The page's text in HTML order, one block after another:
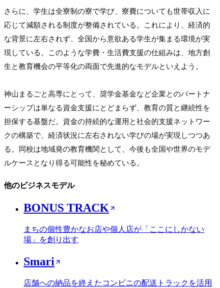
さらに、学生は全寮制の寮で学び、寮費についても世帯収入に
応じて減額される制度が整備されている。これにより、経済的
な背景に左右されず、全国から意欲ある学生が集まる環境が実
現している。このような学費・生活費支援の仕組みは、地方創
生と教育機会の平等化の両面で先進的なモデルといえよう。
神山まるごと高専にとって、奨学金基金など企業とのパートナ
ーシップは単なる資金支援にとどまらず、教育の質と継続性を
担保する基盤だ。資金の持続的な運用と社会的支援ネットワー
クの構築で、経済状況に左右されない学びの場が実現しつつあ
る。同校は地域発の教育機関として、今後も全国や世界のモデ
ルケースとなり得る可能性を秘めている。
他のビジネスモデル
BONUS TRACK
まちの個性豊かなお店や個人店が「ここにしかない
場」を創り出す
Smari
店舗への納品を終えたコンビニの配送トラックを活用